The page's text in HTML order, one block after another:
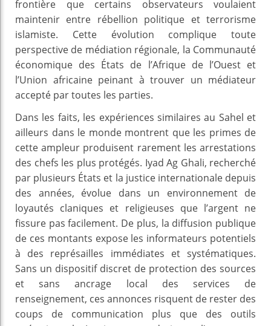
frontière que certains observateurs voulaient
maintenir entre rébellion politique et terrorisme
islamiste. Cette évolution complique toute
perspective de médiation régionale, la Communauté
économique des États de l’Afrique de l’Ouest et
l’Union africaine peinant à trouver un médiateur
accepté par toutes les parties.
Dans les faits, les expériences similaires au Sahel et
ailleurs dans le monde montrent que les primes de
cette ampleur produisent rarement les arrestations
des chefs les plus protégés. Iyad Ag Ghali, recherché
par plusieurs États et la justice internationale depuis
des années, évolue dans un environnement de
loyautés claniques et religieuses que l’argent ne
fissure pas facilement. De plus, la diffusion publique
de ces montants expose les informateurs potentiels
à des représailles immédiates et systématiques.
Sans un dispositif discret de protection des sources
et sans ancrage local des services de
renseignement, ces annonces risquent de rester des
coups de communication plus que des outils